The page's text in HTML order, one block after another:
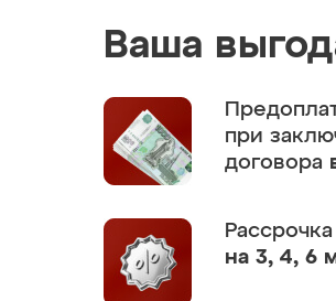
Ваша
при
договора
Рассрочка
на 3, 4, 6